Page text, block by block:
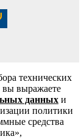
технических
вы выражаете
данных и
политики
средства